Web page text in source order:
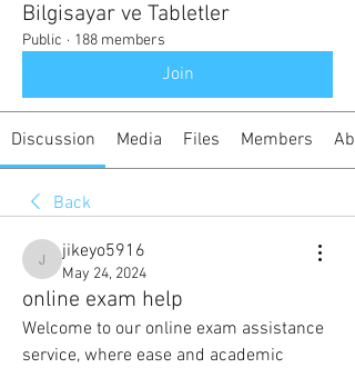
Bilgisayar ve Tabletler
Public · 188 members
Join
Discussion Media Files Members
Back
jikeyo5916
jikeyo5916
May 24, 2024
online exam help
Welcome to our online exam assistance
service, where ease and academic